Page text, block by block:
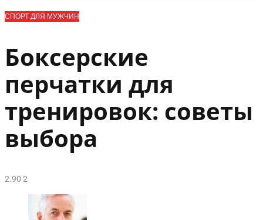
СПОРТ ДЛЯ МУЖЧИН
Боксерские
перчатки для
тренировок: советы
выбора
2.902